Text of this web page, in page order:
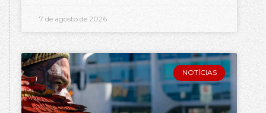
7 de agosto de 2026
NOTÍCIAS